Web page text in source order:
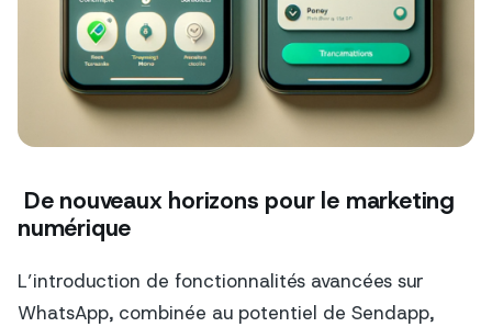
De nouveaux horizons pour le marketing
numérique
L’introduction de fonctionnalités avancées sur
WhatsApp, combinée au potentiel de Sendapp,